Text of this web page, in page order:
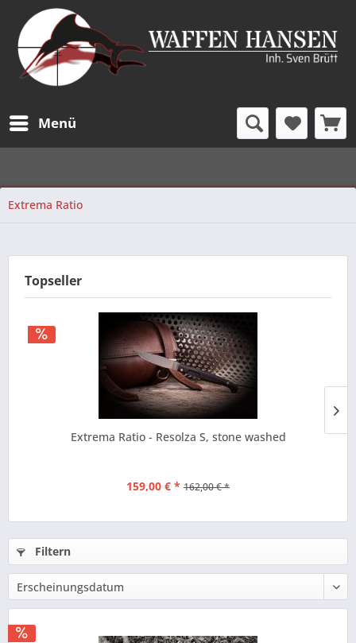
Menü
Extrema Ratio
Topseller
Extrema Ratio - Resolza S, stone washed
159,00 € * 162,00 € *
Filtern